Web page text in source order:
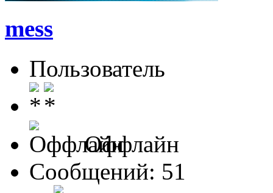
mess
Пользователь
Оффлайн
Сообщений: 51